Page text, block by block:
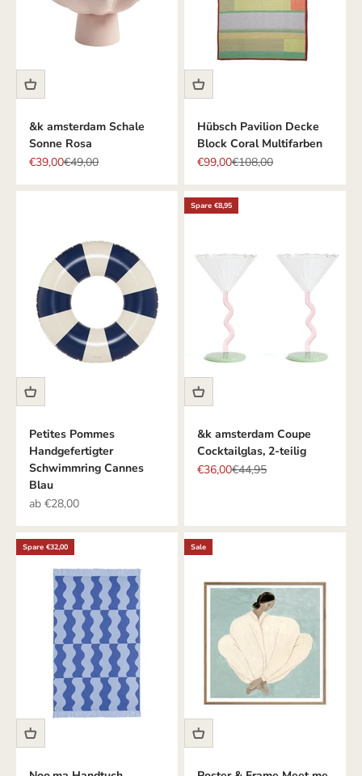
&k amsterdam Schale
Sonne Rosa
Angebot
€39,00Regulärer Preis
€49,00
Hübsch Pavilion Decke
Block Coral Multifarben
Angebot
€99,00Regulärer Preis
€108,00
Petites Pommes
Handgefertigter
Schwimmring Cannes
Blau
Angebot
ab €28,00
Spare €8,95
&k amsterdam Coupe
Cocktailglas, 2-teilig
Angebot
€36,00Regulärer Preis
€44,95
Spare €32,00 Sale